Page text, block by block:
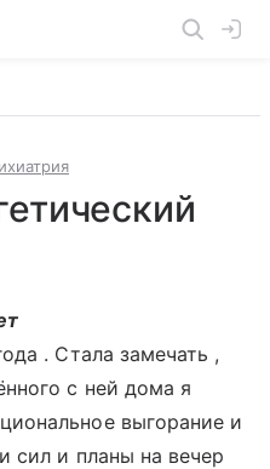
. Стала замечать ,
с ней дома я
выгорание и
сил и планы на вечер